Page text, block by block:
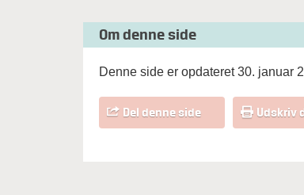
Om denne side
Denne side er opdateret 30. januar
Del denne side Udskriv